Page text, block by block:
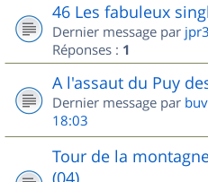
46 Les fabuleux
Dernier message par
Réponses : 1
A l'assaut du Puy
Dernier message par
18:03
Tour de la
(04)